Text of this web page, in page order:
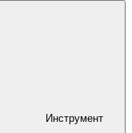
Инструмент